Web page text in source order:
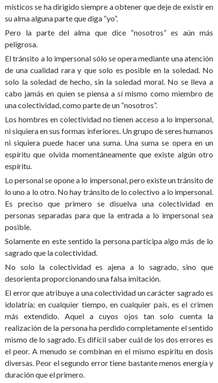
místicos se ha dirigido siempre a obtener que deje de existir en
su alma alguna parte que diga “yo”.
Pero la parte del alma que dice “nosotros” es aún más
peligrosa.
El tránsito a lo impersonal sólo se opera mediante una atención
de una cualidad rara y que solo es posible en la soledad. No
solo la soledad de hecho, sin la soledad moral. No se lleva a
cabo jamás en quien se piensa a sí mismo como miembro de
una colectividad, como parte de un “nosotros”.
Los hombres en colectividad no tienen acceso a lo impersonal,
ni siquiera en sus formas inferiores. Un grupo de seres humanos
ni siquiera puede hacer una suma. Una suma se opera en un
espíritu que olvida momentáneamente que existe algún otro
espíritu.
Lo personal se opone a lo impersonal, pero existe un tránsito de
lo uno a lo otro. No hay tránsito de lo colectivo a lo impersonal.
Es preciso que primero se disuelva una colectividad en
personas separadas para que la entrada a lo impersonal sea
posible.
Solamente en este sentido la persona participa algo más de lo
sagrado que la colectividad.
No solo la colectividad es ajena a lo sagrado, sino que
desorienta proporcionando una falsa imitación.
El error que atribuye a una colectividad un carácter sagrado es
idolatría; en cualquier tiempo, en cualquier país, es el crimen
más extendido. Aquel a cuyos ojos tan solo cuenta la
realización de la persona ha perdido completamente el sentido
mismo de lo sagrado. Es difícil saber cuál de los dos errores es
el peor. A menudo se combinan en el mismo espíritu en dosis
diversas. Peor el segundo error tiene bastante menos energía y
duración que el primero.